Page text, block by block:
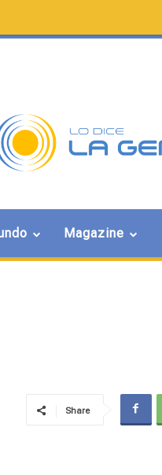
Magazine
Share